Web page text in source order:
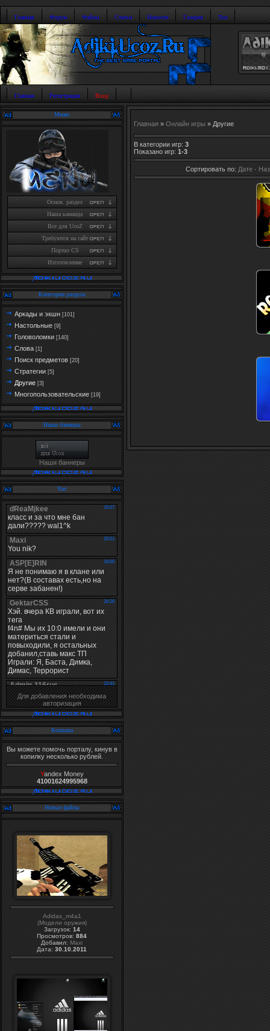
Главная Форум Файлы Статьи Новости Галерея Топ
Главная Регистрация Вход
Меню
Основ. раздел
Наша каманда
Все для UcoZ
Требуются на сайт
Портал CS
Изготовление
Категории раздела
Аркады и экшн [101]
Настольные [9]
Головоломки [140]
Слова [1]
Поиск предметов [20]
Стратегии [5]
Другие [3]
Многопользовательские [19]
Наши баннеры
Наши баннеры
Чат
Для добавления необходима
авторизация
Копилка
Вы можете помочь порталу, кинув в
копилку несколько рублей.
Yandex Money
41001624995968
Новые файлы
Adidas_m4a1
(Модели оружия)
Загрузок: 14
Просмотров: 884
Добавил: Maxi
Дата: 30.10.2011
Главная » Онлайн игры » Другие
В категории игр: 3
Показано игр: 1-3
Сортировать по: Дате ·